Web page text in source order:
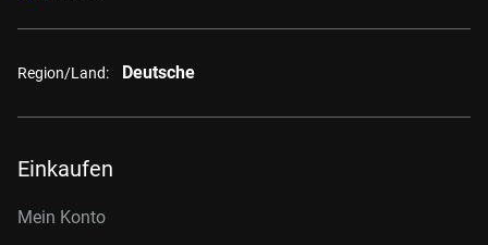
Region/Land: Deutsche
Einkaufen
Mein Konto